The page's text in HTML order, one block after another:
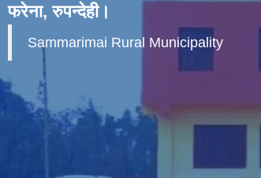
फरेना, रुपन्देही।
Sammarimai Rural Municipality